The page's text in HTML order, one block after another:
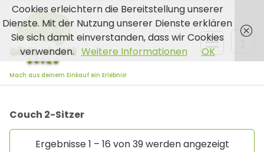
Zum
Inhalt
springen
Mach aus deinem Einkauf ein Erlebnis!
Couch 2-Sitzer
Ergebnisse 1 – 16 von 39 werden angezeigt
Cookies erleichtern die Bereitstellung unserer
Dienste. Mit der Nutzung unserer Dienste erklären
Sie sich damit einverstanden, dass wir Cookies
verwenden. Weitere Informationen OK